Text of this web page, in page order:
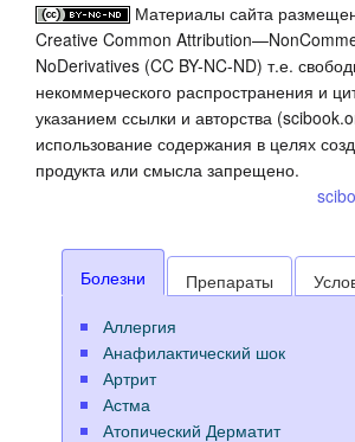
Материалы сайта
Creative Common
NoDerivatives (CC BY-NC-ND) т.е.
некоммерческого распространения и
указанием ссылки и авторства
использование содержания в целях
продукта или смысла запрещено.
Болезни Препараты
Аллергия
Анафилактический шок
Артрит
Астма
Атопический Дерматит